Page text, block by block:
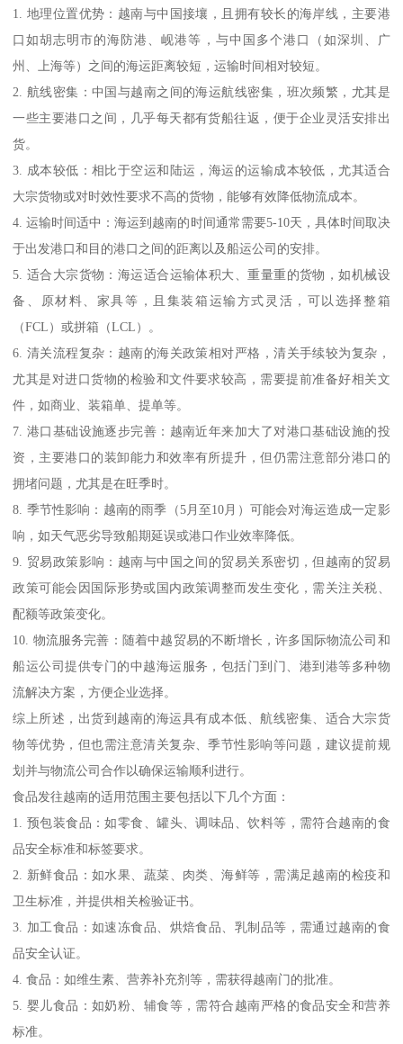
1. 地理位置优势：越南与中国接壤，且拥有较长的海岸线，主要港
口如胡志明市的海防港、岘港等，与中国多个港口（如深圳、广
州、上海等）之间的海运距离较短，运输时间相对较短。
2. 航线密集：中国与越南之间的海运航线密集，班次频繁，尤其是
一些主要港口之间，几乎每天都有货船往返，便于企业灵活安排出
货。
3. 成本较低：相比于空运和陆运，海运的运输成本较低，尤其适合
大宗货物或对时效性要求不高的货物，能够有效降低物流成本。
4. 运输时间适中：海运到越南的时间通常需要5-10天，具体时间取决
于出发港口和目的港口之间的距离以及船运公司的安排。
5. 适合大宗货物：海运适合运输体积大、重量重的货物，如机械设
备、原材料、家具等，且集装箱运输方式灵活，可以选择整箱
（FCL）或拼箱（LCL）。
6. 清关流程复杂：越南的海关政策相对严格，清关手续较为复杂，
尤其是对进口货物的检验和文件要求较高，需要提前准备好相关文
件，如商业、装箱单、提单等。
7. 港口基础设施逐步完善：越南近年来加大了对港口基础设施的投
资，主要港口的装卸能力和效率有所提升，但仍需注意部分港口的
拥堵问题，尤其是在旺季时。
8. 季节性影响：越南的雨季（5月至10月）可能会对海运造成一定影
响，如天气恶劣导致船期延误或港口作业效率降低。
9. 贸易政策影响：越南与中国之间的贸易关系密切，但越南的贸易
政策可能会因国际形势或国内政策调整而发生变化，需关注关税、
配额等政策变化。
10. 物流服务完善：随着中越贸易的不断增长，许多国际物流公司和
船运公司提供专门的中越海运服务，包括门到门、港到港等多种物
流解决方案，方便企业选择。
综上所述，出货到越南的海运具有成本低、航线密集、适合大宗货
物等优势，但也需注意清关复杂、季节性影响等问题，建议提前规
划并与物流公司合作以确保运输顺利进行。
食品发往越南的适用范围主要包括以下几个方面：
1. 预包装食品：如零食、罐头、调味品、饮料等，需符合越南的食
品安全标准和标签要求。
2. 新鲜食品：如水果、蔬菜、肉类、海鲜等，需满足越南的检疫和
卫生标准，并提供相关检验证书。
3. 加工食品：如速冻食品、烘焙食品、乳制品等，需通过越南的食
品安全认证。
4. 食品：如维生素、营养补充剂等，需获得越南门的批准。
5. 婴儿食品：如奶粉、辅食等，需符合越南严格的食品安全和营养
标准。